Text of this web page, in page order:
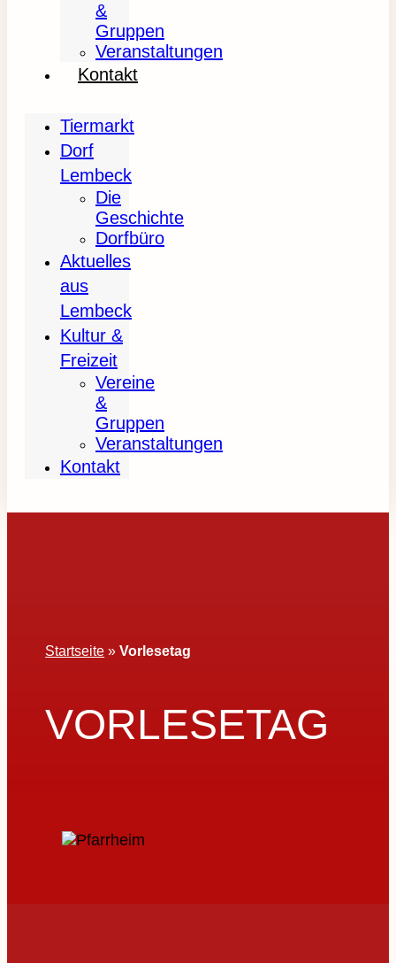
&
Gruppen
Veranstaltungen
Kontakt
Tiermarkt
Dorf
Lembeck
Die
Geschichte
Dorfbüro
Aktuelles
aus
Lembeck
Kultur &
Freizeit
Vereine
&
Gruppen
Veranstaltungen
Kontakt
Startseite »Vorlesetag
VORLESETAG